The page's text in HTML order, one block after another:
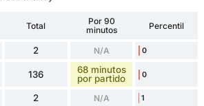
Total
Por 90
minutos
Percentil
2 N/A 0
136
68 minutos
por partido
0
2 N/A 1